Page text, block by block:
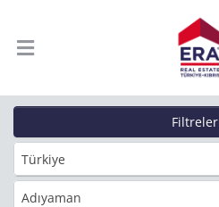
Filtreler
Türkiye
Adıyaman